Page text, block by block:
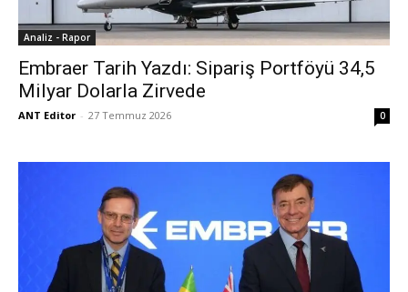
Analiz - Rapor
Embraer Tarih Yazdı: Sipariş Portföyü 34,5
Milyar Dolarla Zirvede
ANT Editor - 27 Temmuz 2026 0